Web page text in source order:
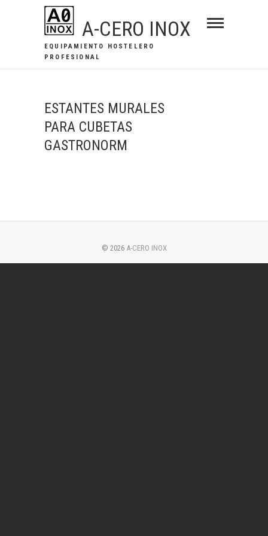
A-CERO INOX
EQUIPAMIENTO HOSTELERO
PROFESIONAL
ESTANTES MURALES
PARA CUBETAS
GASTRONORM
© 2026 A-CERO INOX